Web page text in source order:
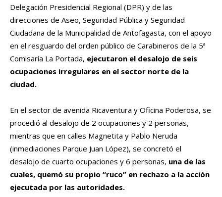
Delegación Presidencial Regional (DPR) y de las
direcciones de Aseo, Seguridad Pública y Seguridad
Ciudadana de la Municipalidad de Antofagasta, con el apoyo
en el resguardo del orden público de Carabineros de la 5ª
Comisaría La Portada, ejecutaron el desalojo de seis
ocupaciones irregulares en el sector norte de la
ciudad.
En el sector de avenida Ricaventura y Oficina Poderosa, se
procedió al desalojo de 2 ocupaciones y 2 personas,
mientras que en calles Magnetita y Pablo Neruda
(inmediaciones Parque Juan López), se concretó el
desalojo de cuarto ocupaciones y 6 personas, una de las
cuales, quemó su propio “ruco” en rechazo a la acción
ejecutada por las autoridades.